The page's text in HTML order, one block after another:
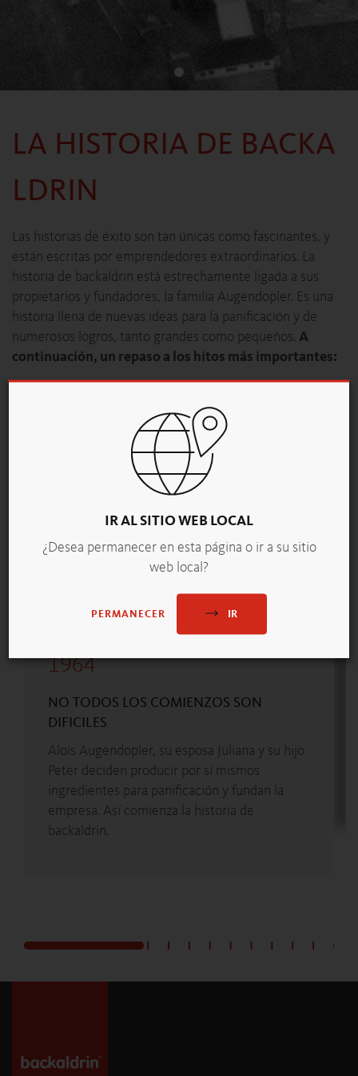
IR AL SITIO WEB LOCAL
¿Desea permanecer en esta página o ir a su sitio
web local?
PERMANECER IR
LA HISTORIA DE BACKA
LDRIN
Las historias de éxito son tan únicas como fascinantes, y
están escritas por emprendedores extraordinarios. La
historia de backaldrin está estrechamente ligada a sus
propietarios y fundadores, la familia Augendopler. Es una
historia llena de nuevas ideas para la panificación y de
numerosos logros, tanto grandes como pequeños. A
continuación, un repaso a los hitos más importantes:
1964
NO TODOS LOS COMIENZOS SON
DIFICILES
Alois Augendopler, su esposa Juliana y su hijo
Peter deciden producir por sí mismos
ingredientes para panificación y fundan la
empresa. Así comienza la historia de
backaldrin.